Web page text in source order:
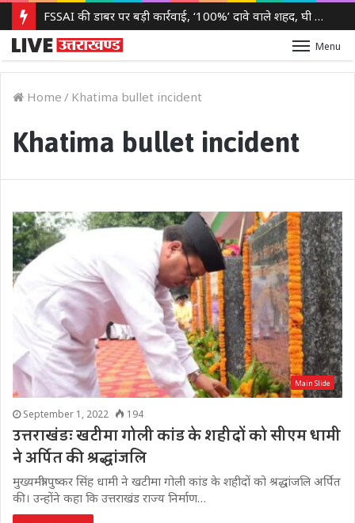
FSSAI की डाबर पर बड़ी कार्रवाई, ‘100%’ दावे वाले शहद, घी और खाद्य उत्पादों की बिक्री पर लगाई रोक
Menu
Home / Khatima bullet incident
Khatima bullet incident
Main Slide
September 1, 2022 194
उत्तराखंडः खटीमा गोली कांड के शहीदों को सीएम धामी
ने अर्पित की श्रद्धांजलि
मुख्यमंत्री पुष्कर सिंह धामी ने खटीमा गोली कांड के शहीदों को श्रद्धांजलि अर्पित
की। उन्होंने कहा कि उत्तराखंड राज्य निर्माण…